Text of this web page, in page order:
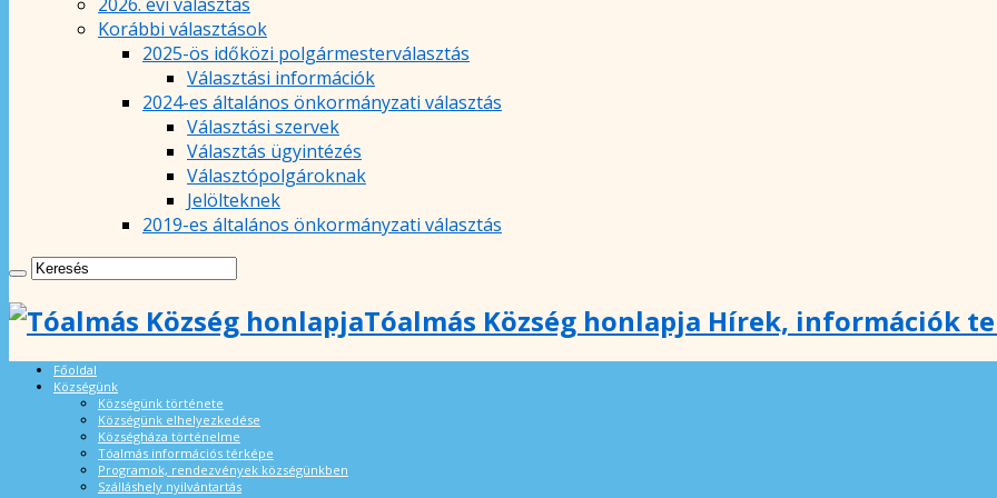
Korábbi választások
2025-ös időközi polgármesterválasztás
Választási információk
2024-es általános önkormányzati választás
Választási szervek
Választás ügyintézés
Választópolgároknak
Jelölteknek
2019-es általános önkormányzati választás
Tóalmás Község honlapja Hírek, információk
Főoldal
Községünk
Községünk története
Községünk elhelyezkedése
Községháza történelme
Tóalmás információs térképe
Programok, rendezvények községünkben
Szálláshely nyilvántartás